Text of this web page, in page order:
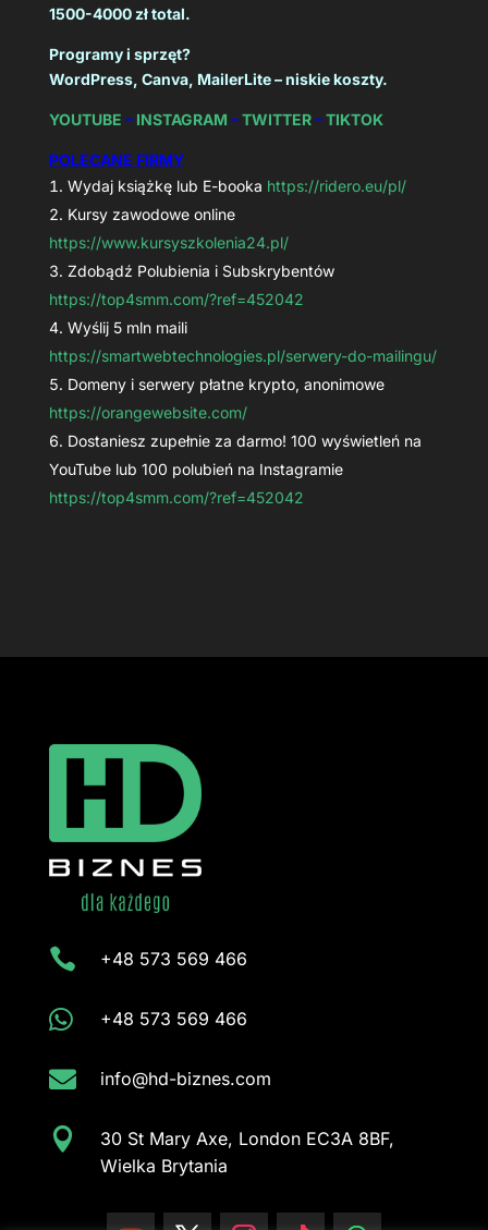
1500-4000 zł total.
Programy i sprzęt?
WordPress, Canva, MailerLite – niskie koszty.
YOUTUBE – INSTAGRAM –TWITTER–TIKTOK
POLECANE FIRMY
Wydaj książkę lub E-booka https://ridero.eu/pl/
Kursy zawodowe online
https://www.kursyszkolenia24.pl/
Zdobądź Polubienia i Subskrybentów
https://top4smm.com/?ref=452042
Wyślij 5 mln maili
https://smartwebtechnologies.pl/serwery-do-mailingu/
Domeny i serwery płatne krypto, anonimowe
https://orangewebsite.com/
Dostaniesz zupełnie za darmo! 100 wyświetleń na
YouTube lub 100 polubień na Instagramie
https://top4smm.com/?ref=452042
 +48 573 569 466
 +48 573 569 466
 info@hd-biznes.com

30 St Mary Axe, London EC3A 8BF,
Wielka Brytania